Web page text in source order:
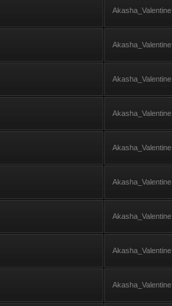
Akasha_Valentine
Akasha_Valentine
Akasha_Valentine
Akasha_Valentine
Akasha_Valentine
Akasha_Valentine
Akasha_Valentine
Akasha_Valentine
Akasha_Valentine